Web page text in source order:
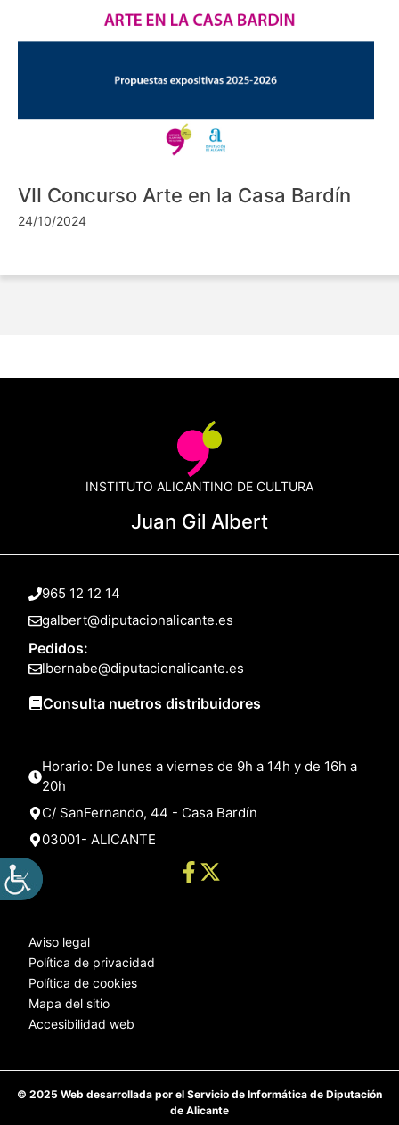
VII Concurso Arte en la Casa Bardín
24/10/2024
INSTITUTO ALICANTINO DE CULTURA
Juan Gil Albert
965 12 12 14
galbert@diputacionalicante.es
Pedidos:
lbernabe@diputacionalicante.es
Consulta nuetros distribuidores
Horario: De lunes a viernes de 9h a 14h y de 16h a
20h
C/ SanFernando, 44 - Casa Bardín
03001- ALICANTE
Aviso legal
Política de privacidad
Política de cookies
Mapa del sitio
Accesibilidad web
© 2025 Web desarrollada por el Servicio de Informática de Diputación
de Alicante